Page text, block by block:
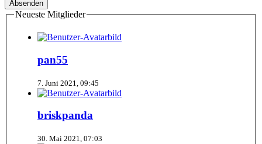
Neueste Mitglieder
pan55
7. Juni 2021, 09:45
briskpanda
30. Mai 2021, 07:03